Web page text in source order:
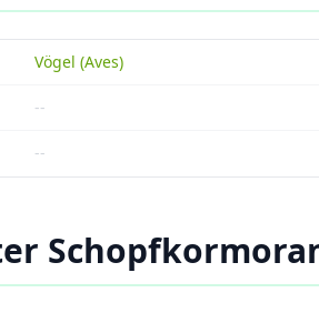
Vögel (Aves)
--
--